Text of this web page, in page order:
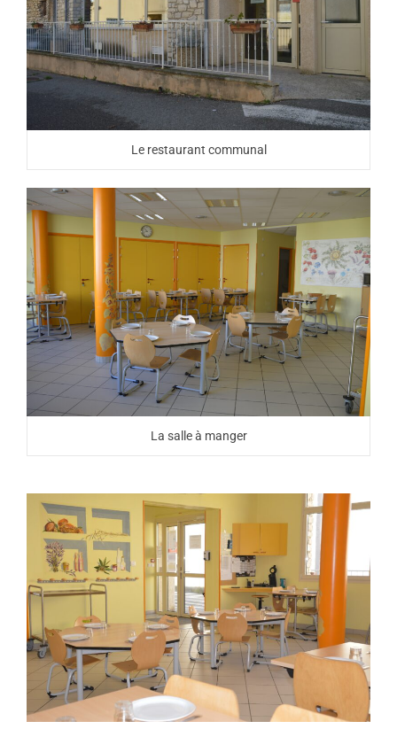
Le restaurant communal
La salle à manger